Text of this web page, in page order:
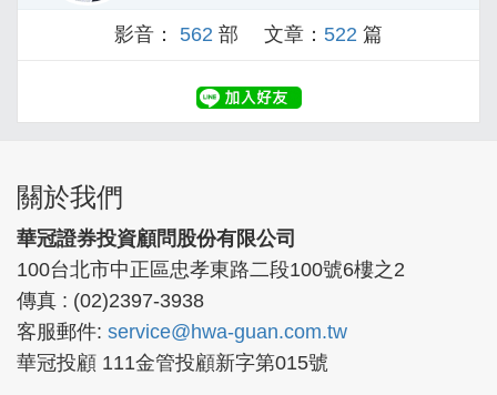
影音： 562 部 文章： 522 篇
關於我們
華冠證券投資顧問股份有限公司
100台北市中正區忠孝東路二段100號6樓之2
傳真 : (02)2397-3938
客服郵件: service@hwa-guan.com.tw
華冠投顧 111金管投顧新字第015號